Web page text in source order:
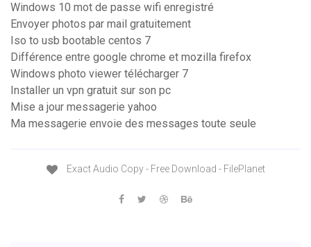
Windows 10 mot de passe wifi enregistré
Envoyer photos par mail gratuitement
Iso to usb bootable centos 7
Différence entre google chrome et mozilla firefox
Windows photo viewer télécharger 7
Installer un vpn gratuit sur son pc
Mise a jour messagerie yahoo
Ma messagerie envoie des messages toute seule
Exact Audio Copy - Free Download - FilePlanet